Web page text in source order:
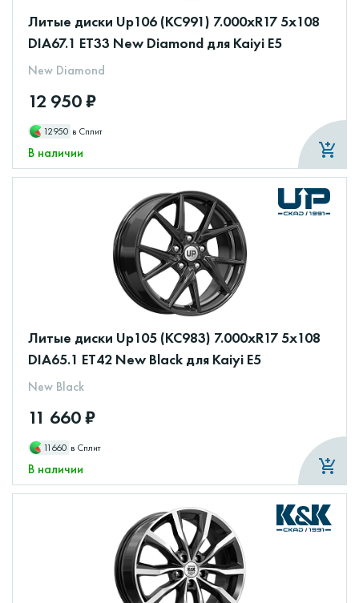
Литые диски Up106 (КС991) 7.000xR17 5x108
DIA67.1 ET33 New Diamond для Kaiyi E5
New Diamond
12 950 ₽
12950 в Сплит
В наличии
Литые диски Up105 (КС983) 7.000xR17 5x108
DIA65.1 ET42 New Black для Kaiyi E5
New Black
11 660 ₽
11660 в Сплит
В наличии